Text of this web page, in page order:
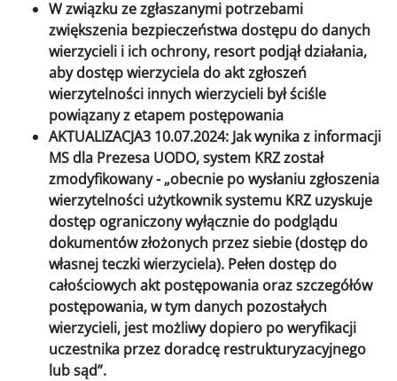
W związku ze zgłaszanymi potrzebami
zwiększenia bezpieczeństwa dostępu do danych
wierzycieli i ich ochrony, resort podjął działania,
aby dostęp wierzyciela do akt zgłoszeń
wierzytelności innych wierzycieli był ściśle
powiązany z etapem postępowania
AKTUALIZACJA3 10.07.2024: Jak wynika z informacji
MS dla Prezesa UODO, system KRZ został
zmodyfikowany - „obecnie po wysłaniu zgłoszenia
wierzytelności użytkownik systemu KRZ uzyskuje
dostęp ograniczony wyłącznie do podglądu
dokumentów złożonych przez siebie (dostęp do
własnej teczki wierzyciela). Pełen dostęp do
całościowych akt postępowania oraz szczegółów
postępowania, w tym danych pozostałych
wierzycieli, jest możliwy dopiero po weryfikacji
uczestnika przez doradcę restrukturyzacyjnego
lub sąd”.